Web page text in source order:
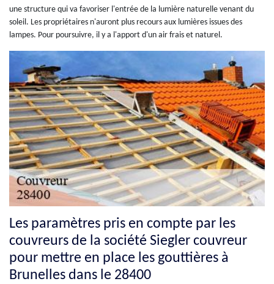
une structure qui va favoriser l'entrée de la lumière naturelle venant du
soleil. Les propriétaires n'auront plus recours aux lumières issues des
lampes. Pour poursuivre, il y a l'apport d'un air frais et naturel.
Les paramètres pris en compte par les
couvreurs de la société Siegler couvreur
pour mettre en place les gouttières à
Brunelles dans le 28400